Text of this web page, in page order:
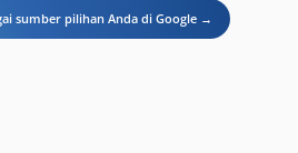
sumber pilihan Anda di Google →